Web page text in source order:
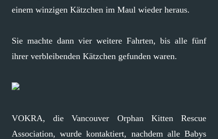
einem winzigen Kätzchen im Maul wieder heraus.
Sie machte dann vier weitere Fahrten, bis alle fünf
ihrer verbleibenden Kätzchen gefunden waren.
VOKRA, die Vancouver Orphan Kitten Rescue
Association, wurde kontaktiert, nachdem alle Babys